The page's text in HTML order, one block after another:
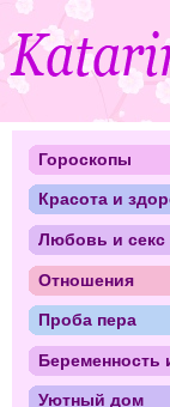
Гороскопы
Красота и
Любовь и секс
Отношения
Проба пера
Беременность
Уютный дом